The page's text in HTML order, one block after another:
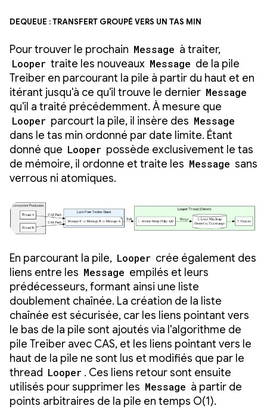
Dequeue : transfert groupé vers un tas min
Pour trouver le prochain Message à traiter,
Looper traite les nouveaux Message de la pile
Treiber en parcourant la pile à partir du haut et en
itérant jusqu'à ce qu'il trouve le dernier Message
qu'il a traité précédemment. À mesure que
Looper parcourt la pile, il insère des Message
dans le tas min ordonné par date limite. Étant
donné que Looper possède exclusivement le tas
de mémoire, il ordonne et traite les Message sans
verrous ni atomiques.
En parcourant la pile, Looper crée également des
liens entre les Message empilés et leurs
prédécesseurs, formant ainsi une liste
doublement chaînée. La création de la liste
chaînée est sécurisée, car les liens pointant vers
le bas de la pile sont ajoutés via l'algorithme de
pile Treiber avec CAS, et les liens pointant vers le
haut de la pile ne sont lus et modifiés que par le
thread Looper . Ces liens retour sont ensuite
utilisés pour supprimer les Message à partir de
points arbitraires de la pile en temps O(1).